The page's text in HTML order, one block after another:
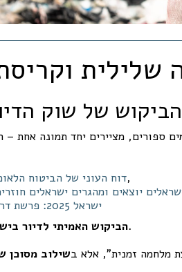
של שוק
ספורים, מציירים יחד תמונה אחת –
דוח העוני של הביטוח הלאומי,
יוצאים ומהגרים ישראלים חוזרים
ישראל 2025: פרשת דרכים דמוגרפית
הביקוש האמיתי לדיור בישראל נשחק מבפנים.
מלחמה זמנית”, אלא בשילוב מסוכן